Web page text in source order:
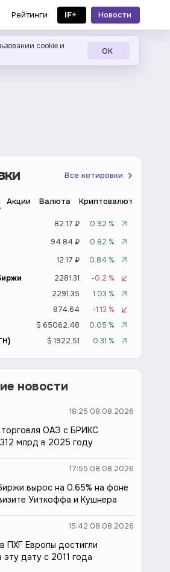
Рейтинги IF+
Новости
в MAX
cookie и
ОК
Все котировки
Акции Валюта Криптовалюта
82.17 ₽
0.92 %
94.84 ₽
0.82 %
12.17 ₽
0.84 %
2281.31
-0.2 %
2291.35
1.03 %
874.64
-1.13 %
$ 65062.48
0.05 %
$ 1922.51 0.31 %
новости
18:25 08.08.2026
ОАЭ с БРИКС
млрд в 2025 году
17:55 08.08.2026
вырос на 0,65% на фоне
Уиткоффа и Кушнера
15:42 08.08.2026
ПХГ Европы достигли
дату с 2011 года